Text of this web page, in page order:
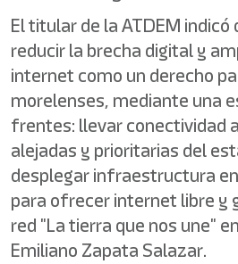
El titular de la ATDEM
reducir la brecha digital y
internet como un derecho
morelenses, mediante una
frentes: llevar conectividad
alejadas y prioritarias del
desplegar infraestructura
para ofrecer internet libre y
red "La tierra que nos une"
Emiliano Zapata Salazar.